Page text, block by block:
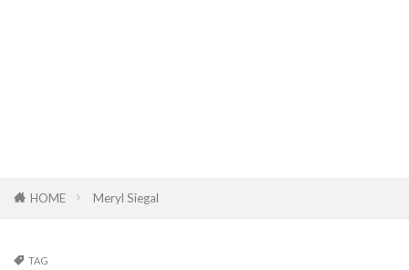
HOME Meryl Siegal
TAG